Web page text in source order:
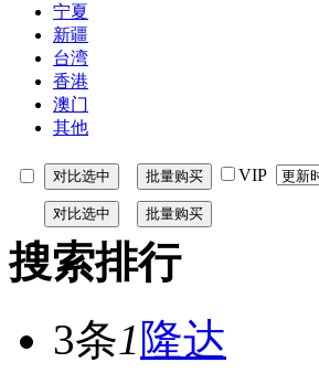
宁夏
新疆
台湾
香港
澳门
其他
VIP
搜索排行
3条1 隆达